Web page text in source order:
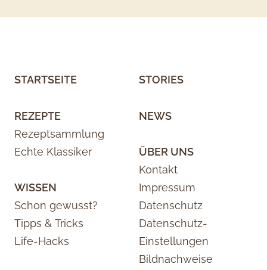
STARTSEITE
REZEPTE
Rezeptsammlung
Echte Klassiker
WISSEN
Schon gewusst?
Tipps & Tricks
Life-Hacks
STORIES
NEWS
ÜBER UNS
Kontakt
Impressum
Datenschutz
Datenschutz-
Einstellungen
Bildnachweise